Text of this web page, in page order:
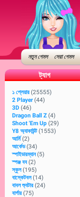
নতুন গেমস সেরা গেমস
ট্যাগ
১ প্লেয়ার (25555)
2 Player (44)
3D (46)
Dragon Ball Z (4)
Shoot 'Em Up (29)
Y8 অ্যাকাউন্ট (1553)
আর্মি (2)
আর্কেড (34)
স্পাইডারম্যান (5)
স্পঞ্জ বব (2)
স্কুল (195)
বাস্কেটবল (14)
বাবল শ্যুটার (24)
বার্গার (75)